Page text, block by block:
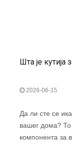
2026-06-15
Да ли сте се
вашег дома? То
компонента за